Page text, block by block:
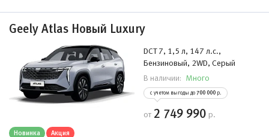
Geely Atlas Новый Luxury
DCT 7, 1,5 л, 147 л.с.,
Бензиновый, 2WD, Серый
В наличии: Много
с учетом выгоды до 700 000 р.
от 2 749 990 р.
Новинка Акция